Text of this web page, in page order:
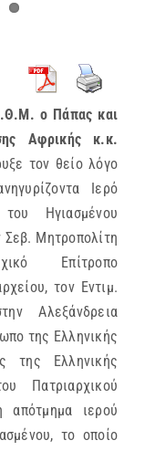
ο Πάπας και
Αφρικής κ.κ.
τον θείο λόγο
Ιερό
Ηγιασμένου
Σεβ. Μητροπολίτη
Επίτροπο
τον Εντιμ.
Αλεξάνδρεια
της Ελληνικής
της Ελληνικής
Πατριαρχικού
απότμημα ιερού
το οποίο